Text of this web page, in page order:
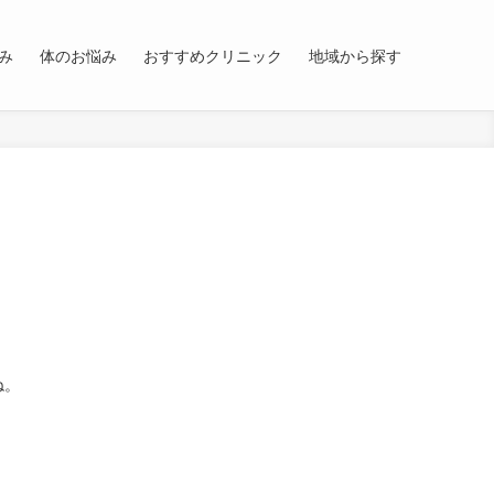
体のお悩み おすすめクリニック 地域から探す